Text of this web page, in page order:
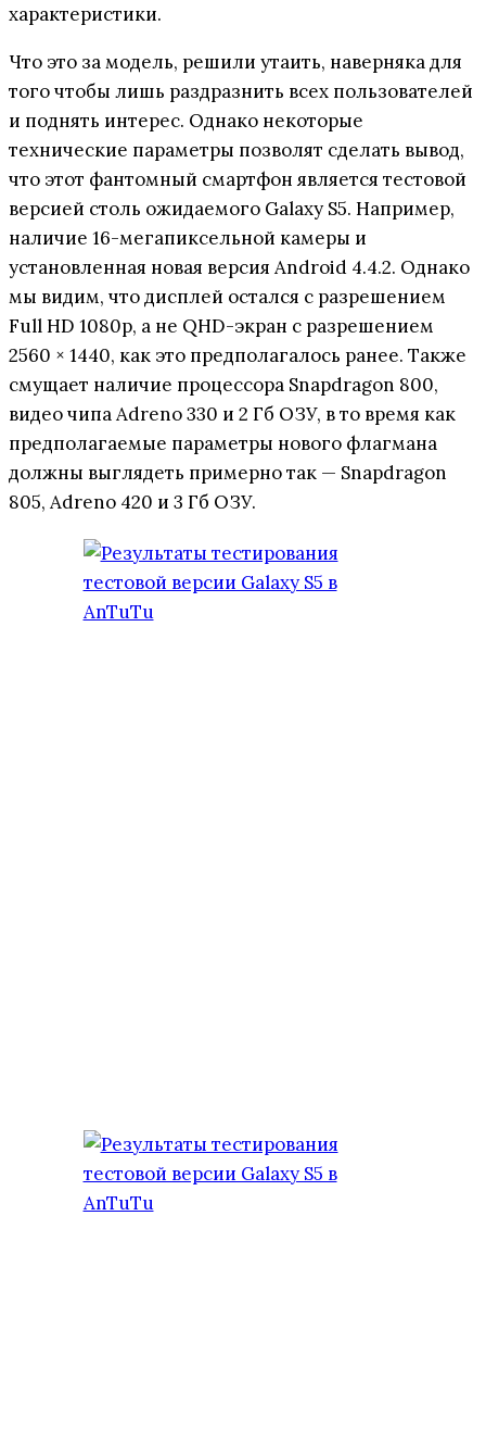
характеристики.
Что это за модель, решили утаить, наверняка для
того чтобы лишь раздразнить всех пользователей
и поднять интерес. Однако некоторые
технические параметры позволят сделать вывод,
что этот фантомный смартфон является тестовой
версией столь ожидаемого Galaxy S5. Например,
наличие 16-мегапиксельной камеры и
установленная новая версия Android 4.4.2. Однако
мы видим, что дисплей остался с разрешением
Full HD 1080p, а не QHD-экран с разрешением
2560 × 1440, как это предполагалось ранее. Также
смущает наличие процессора Snapdragon 800,
видео чипа Adreno 330 и 2 Гб ОЗУ, в то время как
предполагаемые параметры нового флагмана
должны выглядеть примерно так — Snapdragon
805, Adreno 420 и 3 Гб ОЗУ.